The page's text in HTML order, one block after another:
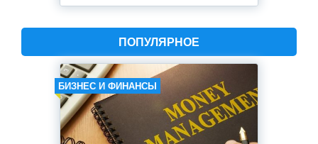
ПОПУЛЯРНОЕ
БИЗНЕС И ФИНАНСЫ